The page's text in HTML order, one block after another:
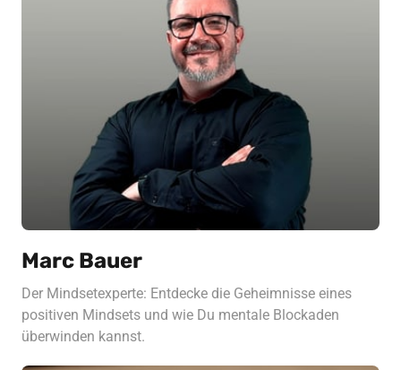
Marc Bauer
Der Mindsetexperte: Entdecke die Geheimnisse eines
positiven Mindsets und wie Du mentale Blockaden
überwinden kannst.